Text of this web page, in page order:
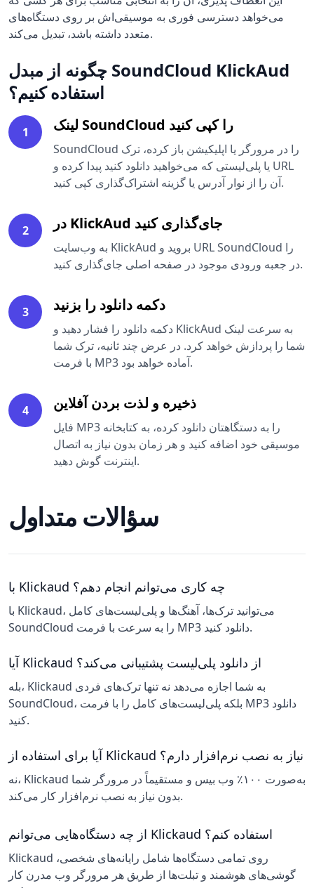
می‌خواهد دسترسی فوری به موسیقی‌اش بر روی دستگاه‌های
متعدد داشته باشد، تبدیل می‌کند.
چگونه از مبدل SoundCloud KlickAud
استفاده کنیم؟
1 لینک SoundCloud را کپی کنید
SoundCloud را در مرورگر یا اپلیکیشن باز کرده، ترک
یا پلی‌لیستی که می‌خواهید دانلود کنید پیدا کرده و URL
آن را از نوار آدرس یا گزینه اشتراک‌گذاری کپی کنید.
2 در KlickAud جای‌گذاری کنید
به وب‌سایت KlickAud بروید و URL SoundCloud را
در جعبه ورودی موجود در صفحه اصلی جای‌گذاری کنید.
3 دکمه دانلود را بزنید
دکمه دانلود را فشار دهید و KlickAud به سرعت لینک
شما را پردازش خواهد کرد. در عرض چند ثانیه، ترک شما
با فرمت MP3 آماده خواهد بود.
4 ذخیره و لذت بردن آفلاین
فایل MP3 را به دستگاهتان دانلود کرده، به کتابخانه
موسیقی خود اضافه کنید و هر زمان بدون نیاز به اتصال
اینترنت گوش دهید.
سؤالات متداول
با Klickaud چه کاری می‌توانم انجام دهم؟
با Klickaud، می‌توانید ترک‌ها، آهنگ‌ها و پلی‌لیست‌های کامل
SoundCloud را به سرعت با فرمت MP3 دانلود کنید.
آیا Klickaud از دانلود پلی‌لیست پشتیبانی می‌کند؟
بله، Klickaud به شما اجازه می‌دهد نه تنها ترک‌های فردی
SoundCloud، بلکه پلی‌لیست‌های کامل را با فرمت MP3 دانلود
کنید.
آیا برای استفاده از Klickaud نیاز به نصب نرم‌افزار دارم؟
نه، Klickaud به‌صورت ۱۰۰٪ وب بیس و مستقیماً در مرورگر شما
بدون نیاز به نصب نرم‌افزار کار می‌کند.
از چه دستگاه‌هایی می‌توانم Klickaud استفاده کنم؟
Klickaud روی تمامی دستگاه‌ها شامل رایانه‌های شخصی،
گوشی‌های هوشمند و تبلت‌ها از طریق هر مرورگر وب مدرن کار